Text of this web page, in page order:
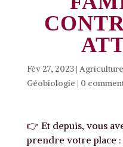
Fév 27, 2023| Agriculture
Géobiologie | 0
👉 Et depuis, vous
prendre votre place :